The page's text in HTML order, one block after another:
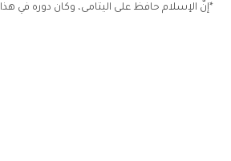
*إنّ الإسلام حافظ على اليتامى، وكان دوره في هذا